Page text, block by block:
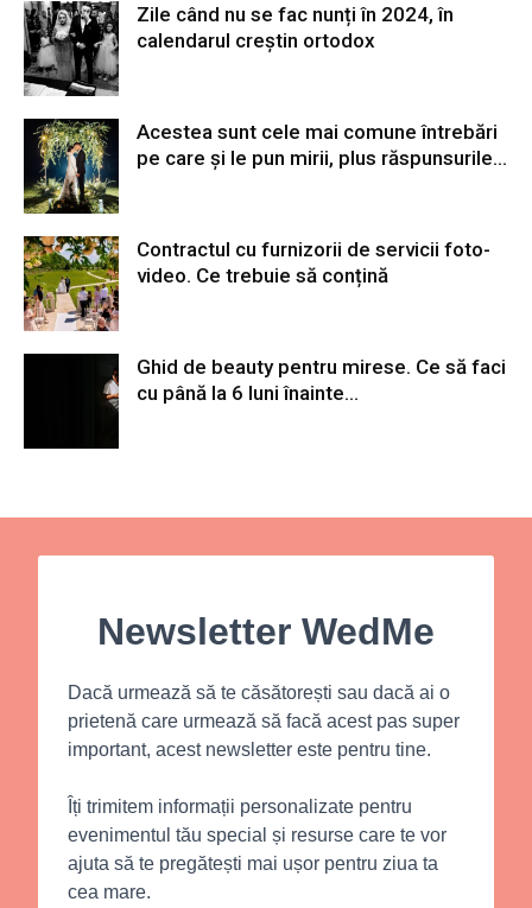
Zile când nu se fac nunți în 2024, în
calendarul creștin ortodox
Acestea sunt cele mai comune întrebări
pe care și le pun mirii, plus răspunsurile...
Contractul cu furnizorii de servicii foto-
video. Ce trebuie să conțină
Ghid de beauty pentru mirese. Ce să faci
cu până la 6 luni înainte...
Newsletter WedMe
Dacă urmează să te căsătorești sau dacă ai o
prietenă care urmează să facă acest pas super
important, acest newsletter este pentru tine.
Îți trimitem informații personalizate pentru
evenimentul tău special și resurse care te vor
ajuta să te pregătești mai ușor pentru ziua ta
cea mare.